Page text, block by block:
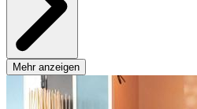
Mehr anzeigen